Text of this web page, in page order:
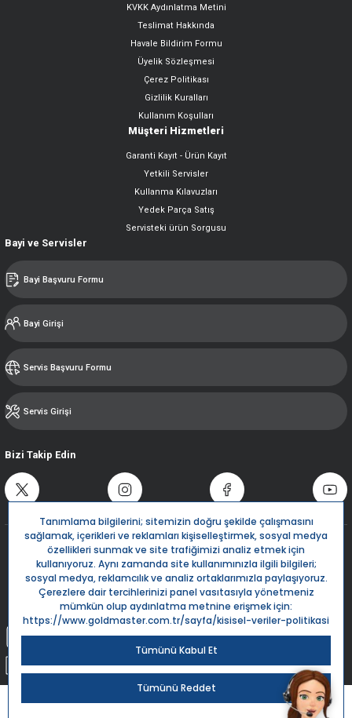
KVKK Aydınlatma Metini
Teslimat Hakkında
Havale Bildirim Formu
Üyelik Sözleşmesi
Çerez Politikası
Gizlilik Kuralları
Kullanım Koşulları
Müşteri Hizmetleri
Garanti Kayıt - Ürün Kayıt
Yetkili Servisler
Kullanma Kılavuzları
Yedek Parça Satış
Servisteki ürün Sorgusu
Bayi ve Servisler
Bayi Başvuru Formu
Bayi Girişi
Servis Başvuru Formu
Servis Girişi
Bizi Takip Edin
Destek Hattı
0850 532 5666
Bize Yazın
Kargom Nerede?
Goldmaster.com.tr © 2024 - Tüm hakları saklıdır.
Kredi kartı bilgileriniz 256bit SSL Sertifikası ile %100 koruma altındadır.
Live Support